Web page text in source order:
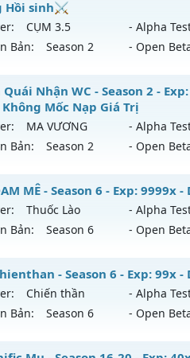
loại: Mu Nguyên bản Webzen
Pro
mới ra tháng 08 2026 - Mở
9999x - Drop: 90%
loại: Mu Custom thêm đồ mới
SharkGaurd
Hồi sinh⚔️
CỤM 3.5 - Alpha
Bản:
Season 2 - Open
Kiếm Khách🔥 - ⚔️KỸ
mới ra tháng 08 2026 - Mở
200x - Drop: 5%
loại: Mu Nguyên bản Webzen
Sharkguard
Nhận WC - Season 2 -
Không Mốc Nạp Giá Trị
MA VƯƠNG - Alpha
Bản:
Season 2 - Open
Quái Nhận WC - cày Cuốc
mới ra tháng 08 2026 - Mở
reset: Reset In Game
loại: Mu Nguyên bản Webzen
MÊ - Season 6 - Exp: 9999x
Thuốc Lào - Alpha
Bản:
Season 6 - Open
ĐAM MÊ - Giải trí
mới ra tháng 08 2026 - Mở
- Season 6 - Exp: 99x -
Chiến thần - Alpha
Bản:
Season 6 - Open